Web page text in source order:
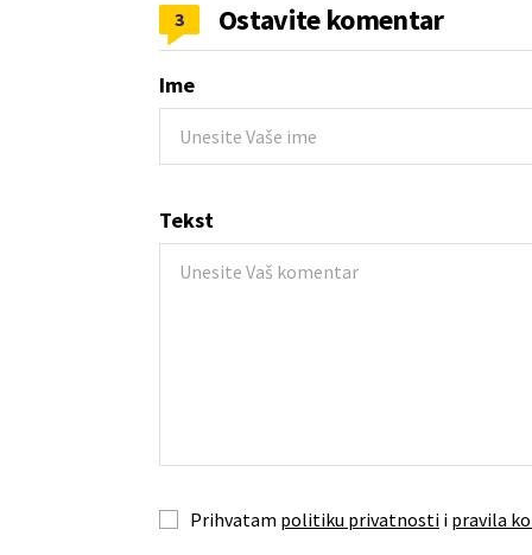
3 Ostavite komentar
Ime
Tekst
Prihvatam politiku privatnosti i pravila